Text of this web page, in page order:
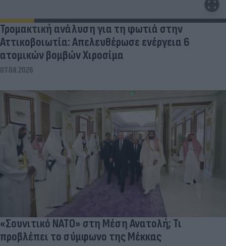
Τρομακτική ανάλυση για τη φωτιά στην
Αττικοβοιωτία: Απελευθέρωσε ενέργεια 6
ατομικών βομβών Χιροσίμα
07.08.2026
«Σουνιτικό ΝΑΤΟ» στη Μέση Ανατολή; Τι
προβλέπει το σύμφωνο της Μέκκας